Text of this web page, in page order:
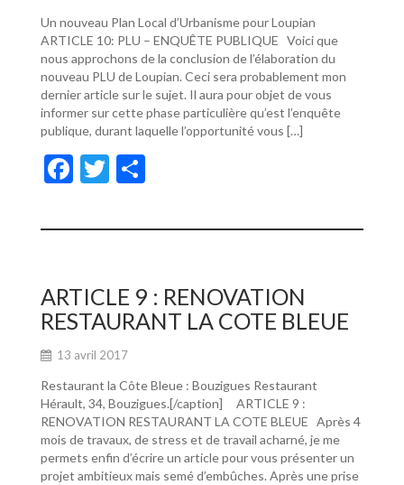
Un nouveau Plan Local d’Urbanisme pour Loupian
ARTICLE 10: PLU – ENQUÊTE PUBLIQUE Voici que
nous approchons de la conclusion de l’élaboration du
nouveau PLU de Loupian. Ceci sera probablement mon
dernier article sur le sujet. Il aura pour objet de vous
informer sur cette phase particulière qu’est l’enquête
publique, durant laquelle l’opportunité vous […]
F
e
o
o
k
T
itt ta
er
ARTICLE 9 : RENOVATION
RESTAURANT LA COTE BLEUE
13 avril 2017
Restaurant la Côte Bleue : Bouzigues Restaurant
Hérault, 34, Bouzigues.[/caption] ARTICLE 9 :
RENOVATION RESTAURANT LA COTE BLEUE Après 4
mois de travaux, de stress et de travail acharné, je me
permets enfin d’écrire un article pour vous présenter un
projet ambitieux mais semé d’embûches. Après une prise